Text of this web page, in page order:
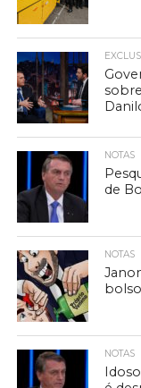
NOTAS
de
NOTAS
NOTAS